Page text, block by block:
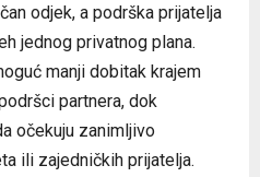
odjek, a podrška prijatelja
jednog privatnog plana.
manji dobitak krajem
partnera, dok
očekuju zanimljivo
ili zajedničkih prijatelja.